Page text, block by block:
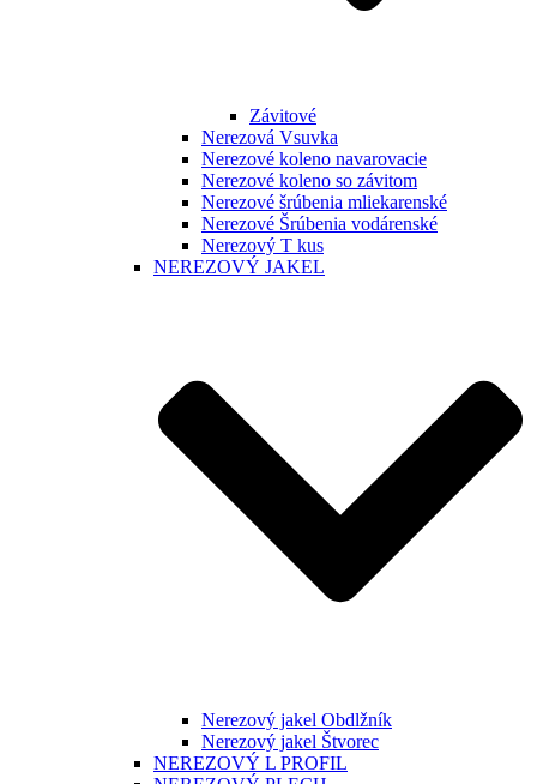
Závitové
Nerezová Vsuvka
Nerezové koleno navarovacie
Nerezové koleno so závitom
Nerezové šrúbenia mliekarenské
Nerezové Šrúbenia vodárenské
Nerezový T kus
NEREZOVÝ JAKEL
Nerezový jakel Obdlžník
Nerezový jakel Štvorec
NEREZOVÝ L PROFIL